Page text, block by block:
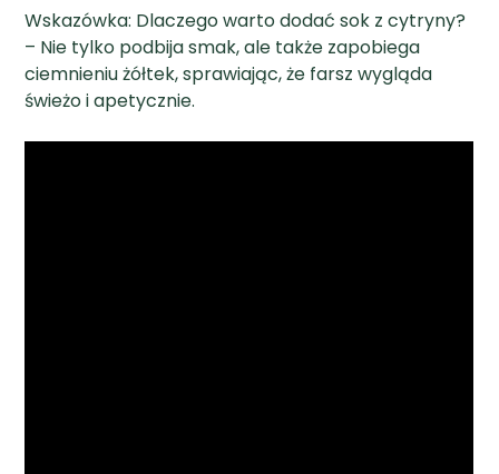
Wskazówka: Dlaczego warto dodać sok z cytryny?
– Nie tylko podbija smak, ale także zapobiega
ciemnieniu żółtek, sprawiając, że farsz wygląda
świeżo i apetycznie.